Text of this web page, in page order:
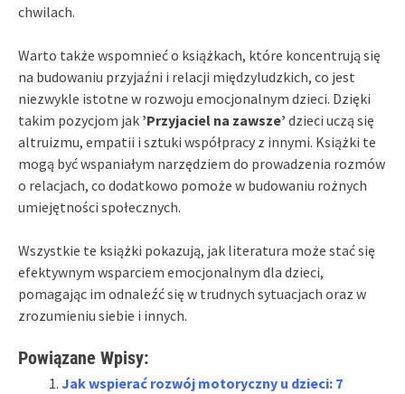
chwilach.
Warto także wspomnieć o książkach, które koncentrują się
na budowaniu przyjaźni i relacji międzyludzkich, co jest
niezwykle istotne w rozwoju emocjonalnym dzieci. Dzięki
takim pozycjom jak ’Przyjaciel na zawsze’ dzieci uczą się
altruizmu, empatii i sztuki współpracy z innymi. Książki te
mogą być wspaniałym narzędziem do prowadzenia rozmów
o relacjach, co dodatkowo pomoże w budowaniu rożnych
umiejętności społecznych.
Wszystkie te książki pokazują, jak literatura może stać się
efektywnym wsparciem emocjonalnym dla dzieci,
pomagając im odnaleźć się w trudnych sytuacjach oraz w
zrozumieniu siebie i innych.
Powiązane Wpisy:
Jak wspierać rozwój motoryczny u dzieci: 7